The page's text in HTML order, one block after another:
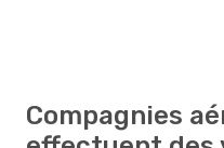
Compagnies